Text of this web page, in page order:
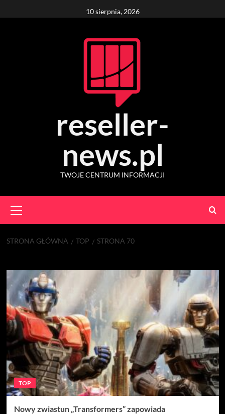
to
10 sierpnia, 2026
reseller-
news.pl
TWOJE CENTRUM INFORMACJI
Menu
STRONA GŁÓWNA TOP STRONA 70
TOP
Nowy zwiastun „Transformers” zapowiada